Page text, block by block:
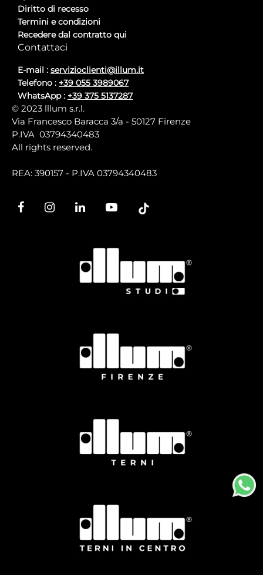
Diritto di recesso
Termini e condizioni
Recedere dal contratto qui
Contattaci
E-mail : servizioclienti@illum.it
Telefono : +39 055 3989067
WhatsApp : +39 375 5137287
© 2023 lllum s.r.l.
Via Francesco Baracca 3/a - 50127 Firenze
P.IVA 03794340483
All rights reserved.
REA: 390157 - P.IVA 03794340483